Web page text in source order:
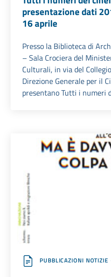
presentazione dati
16 aprile
Presso la Biblioteca di
– Sala Crociera del
Culturali, in via del
Direzione Generale per il
presentano Tutti i numeri
PUBBLICAZIONI NOTIZIE